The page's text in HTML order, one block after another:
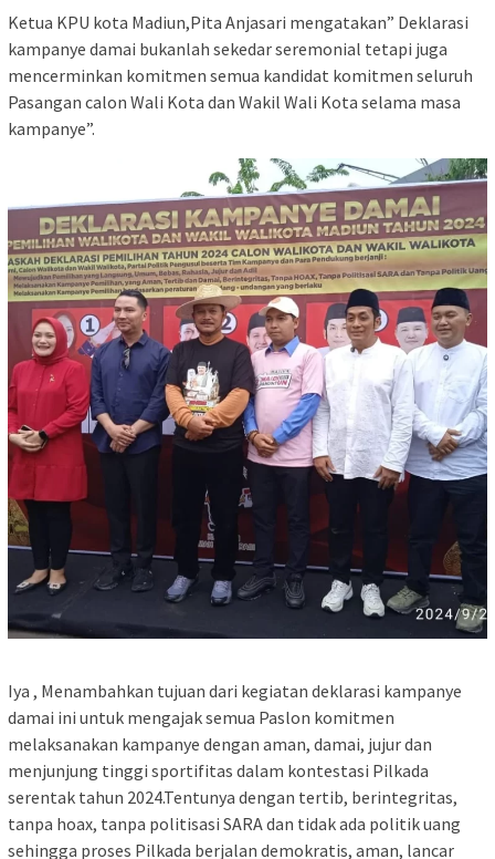
Ketua KPU kota Madiun,Pita Anjasari mengatakan” Deklarasi
kampanye damai bukanlah sekedar seremonial tetapi juga
mencerminkan komitmen semua kandidat komitmen seluruh
Pasangan calon Wali Kota dan Wakil Wali Kota selama masa
kampanye”.
Iya , Menambahkan tujuan dari kegiatan deklarasi kampanye
damai ini untuk mengajak semua Paslon komitmen
melaksanakan kampanye dengan aman, damai, jujur dan
menjunjung tinggi sportifitas dalam kontestasi Pilkada
serentak tahun 2024.Tentunya dengan tertib, berintegritas,
tanpa hoax, tanpa politisasi SARA dan tidak ada politik uang
sehingga proses Pilkada berjalan demokratis, aman, lancar